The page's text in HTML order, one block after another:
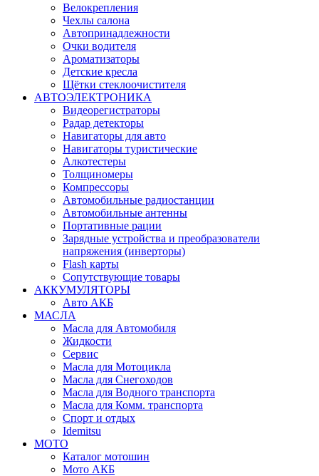
Велокрепления
Чехлы салона
Автопринадлежности
Очки водителя
Ароматизаторы
Детские кресла
Щётки стеклоочистителя
АВТОЭЛЕКТРОНИКА
Видеорегистраторы
Радар детекторы
Навигаторы для авто
Навигаторы туристические
Алкотестеры
Толщиномеры
Компрессоры
Автомобильные радиостанции
Автомобильные антенны
Портативные рации
Зарядные устройства и преобразователи
напряжения (инверторы)
Flash карты
Сопутствующие товары
АККУМУЛЯТОРЫ
Авто АКБ
МАСЛА
Масла для Автомобиля
Жидкости
Сервис
Масла для Мотоцикла
Масла для Снегоходов
Масла для Водного транспорта
Масла для Комм. транспорта
Спорт и отдых
Idemitsu
МОТО
Каталог мотошин
Мото АКБ